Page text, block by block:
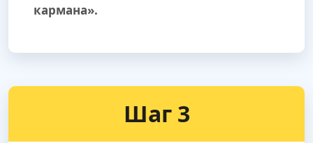
кармана».
Шаг 3